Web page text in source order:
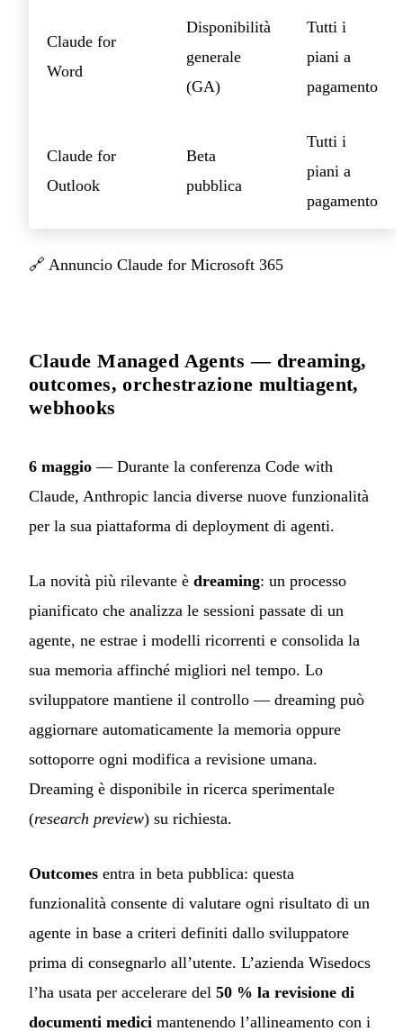
Claude for
Word
Disponibilità
generale
(GA)
Tutti i
piani a
pagamento
Claude for
Outlook
Beta
pubblica
Tutti i
piani a
pagamento
🔗 Annuncio Claude for Microsoft 365
Claude Managed Agents — dreaming,
outcomes, orchestrazione multiagent,
webhooks
6 maggio — Durante la conferenza Code with
Claude, Anthropic lancia diverse nuove funzionalità
per la sua piattaforma di deployment di agenti.
La novità più rilevante è dreaming: un processo
pianificato che analizza le sessioni passate di un
agente, ne estrae i modelli ricorrenti e consolida la
sua memoria affinché migliori nel tempo. Lo
sviluppatore mantiene il controllo — dreaming può
aggiornare automaticamente la memoria oppure
sottoporre ogni modifica a revisione umana.
Dreaming è disponibile in ricerca sperimentale
(research preview) su richiesta.
Outcomes entra in beta pubblica: questa
funzionalità consente di valutare ogni risultato di un
agente in base a criteri definiti dallo sviluppatore
prima di consegnarlo all’utente. L’azienda Wisedocs
l’ha usata per accelerare del 50 % la revisione di
documenti medici mantenendo l’allineamento con i